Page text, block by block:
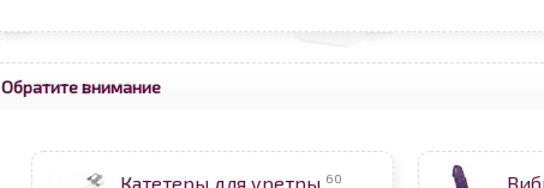
Обратите внимание
Катетеры для уретры 60